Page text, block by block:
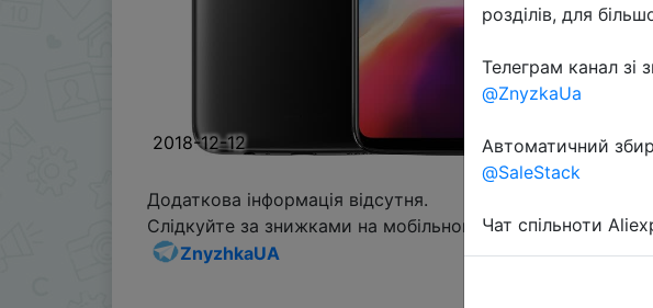
2018-12-12
Додаткова інформація відсутня.
Слідкуйте за знижками на мобільному, в телеграм каналі:
ZnyzhkaUA
розділів, для
Телеграм канал зі
@ZnyzkaUa
Автоматичний
@SaleStack
Чат спільноти